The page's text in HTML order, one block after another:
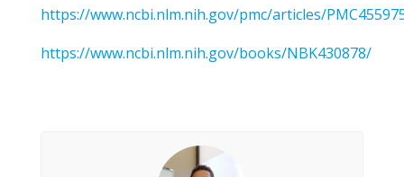
https://www.ncbi.nlm.nih.gov/pmc/articles/
https://www.ncbi.nlm.nih.gov/books/NBK430878/